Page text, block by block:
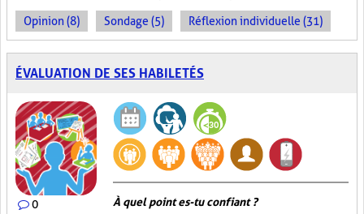
Opinion (8) Sondage (5) Réflexion individuelle (31)
ÉVALUATION DE SES HABILETÉS
0 À quel point es-tu confiant ?